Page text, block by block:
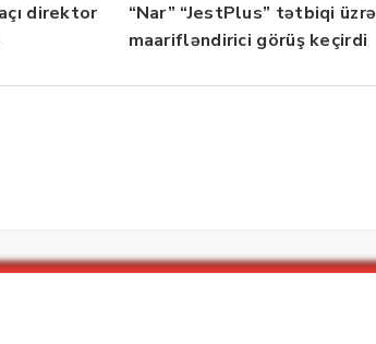
direktor
“Nar” “JestPlus” tətbiqi üzrə
maarifləndirici görüş keçirdi